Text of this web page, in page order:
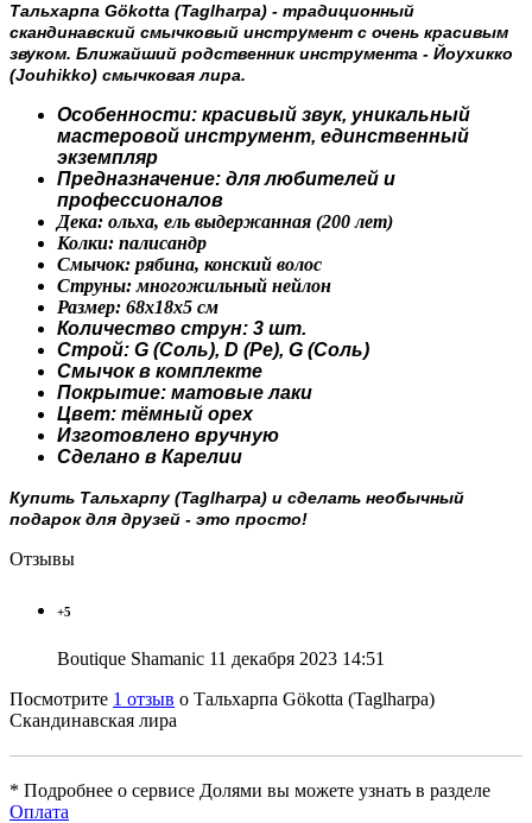
Тальхарпа Gökotta (Taglharpa) - традиционный
скандинавский смычковый инструмент с очень красивым
звуком. Ближайший родственник инструмента - Йоухикко
(Jouhikko) смычковая лира.
Особенности: красивый звук, уникальный
мастеровой инструмент, единственный
экземпляр
Предназначение: для любителей и
профессионалов
Дека: ольха, ель выдержанная (200 лет)
Колки: палисандр
Смычок: рябина, конский волос
Струны:многожильный нейлон
Размер: 68х18х5 см
Количество струн: 3 шт.
Строй: G (Соль), D (Ре), G (Соль)
Смычок в комплекте
Покрытие: матовые лаки
Цвет: тёмный орех
Изготовлено вручную
Сделано в Карелии
Купить Тальхарпу (Taglharpa) и сделать необычный
подарок для друзей - это просто!
Отзывы
+5
Boutique Shamanic 11 декабря 2023 14:51
Посмотрите 1 отзыв о Тальхарпа Gökotta (Taglharpa)
Скандинавская лира
* Подробнее о сервисе Долями вы можете узнать в разделе
Оплата